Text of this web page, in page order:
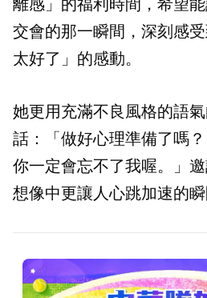
離感」的福利時間，希望
交會的那一瞬間，深刻感
太好了」的感動。
她更用充滿不良風格的語
話：「做好心理準備了嗎
你一定會忘不了我喔。」
想像中更讓人心跳加速的瞬